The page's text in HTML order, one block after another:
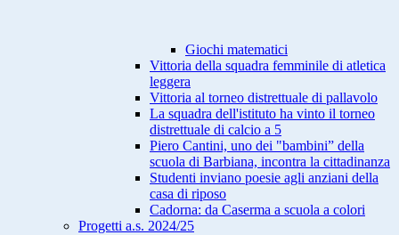
Giochi matematici
Vittoria della squadra femminile di atletica
leggera
Vittoria al torneo distrettuale di pallavolo
La squadra dell'istituto ha vinto il torneo
distrettuale di calcio a 5
Piero Cantini, uno dei "bambini” della
scuola di Barbiana, incontra la cittadinanza
Studenti inviano poesie agli anziani della
casa di riposo
Cadorna: da Caserma a scuola a colori
Progetti a.s. 2024/25